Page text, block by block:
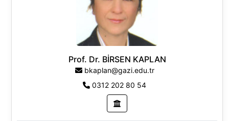
Araştırma Alanları:
Prof. Dr. BİRSEN KAPLAN
bkaplan@gazi.edu.tr
0312 202 80 54